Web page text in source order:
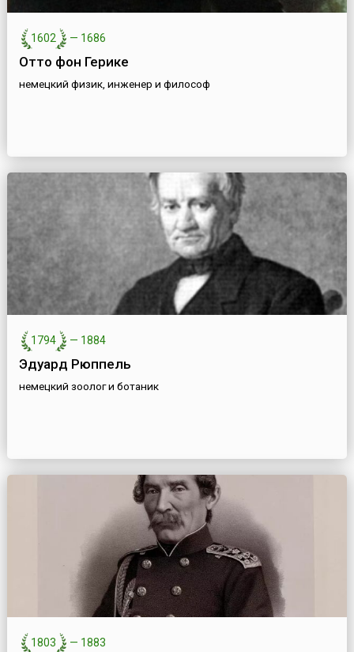
1602 — 1686
Отто фон Герике
немецкий физик, инженер и философ
1794 — 1884
Эдуард Рюппель
немецкий зоолог и ботаник
1803 — 1883